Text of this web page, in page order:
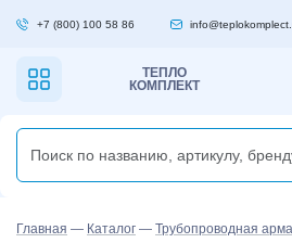
+7 (800) 100 58 86
ТЕПЛО
КОМПЛЕКТ
Главная — Каталог — Трубопроводная